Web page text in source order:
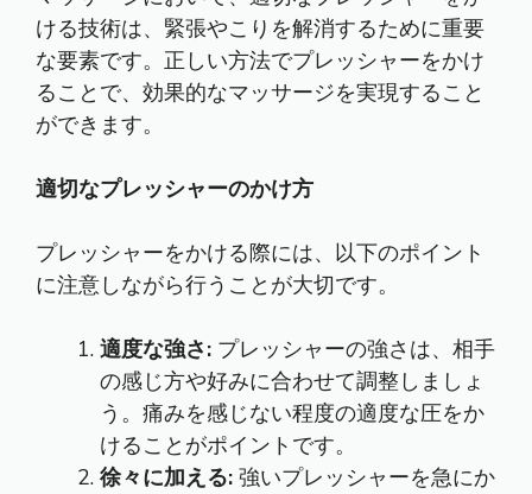
ける技術は、緊張やこりを解消するために重要
な要素です。正しい方法でプレッシャーをかけ
ることで、効果的なマッサージを実現すること
ができます。
適切なプレッシャーのかけ方
プレッシャーをかける際には、以下のポイント
に注意しながら行うことが大切です。
適度な強さ: プレッシャーの強さは、相手
の感じ方や好みに合わせて調整しましょ
う。痛みを感じない程度の適度な圧をか
けることがポイントです。
徐々に加える: 強いプレッシャーを急にか